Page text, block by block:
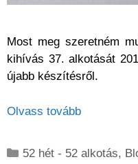
Most meg szeretném
kihívás 37. alkotását
újabb készítésről.
Olvass tovább
Kategória
52 hét - 52 alkotás,